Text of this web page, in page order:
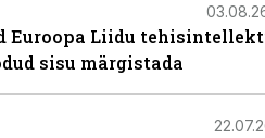
Euroopa Liidu
sisu märgistada